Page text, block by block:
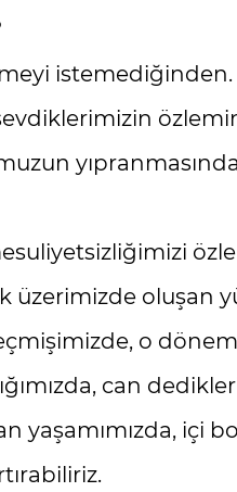
istemediğinden.
üzerimizde oluşan
o
can
yaşamımızda,